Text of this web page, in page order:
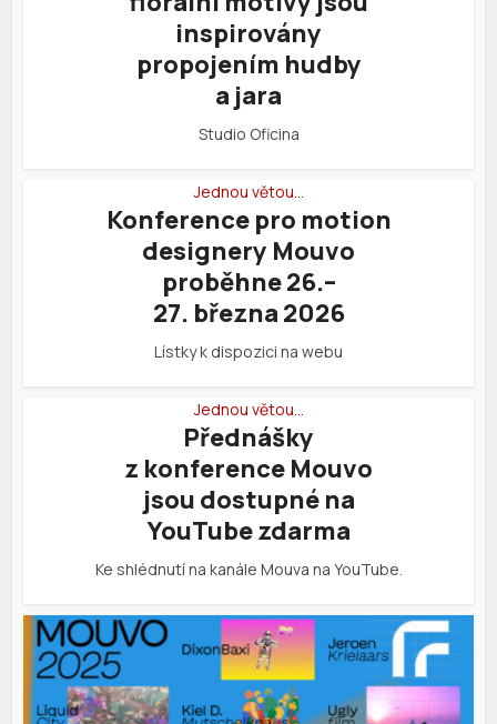
inspirovány
propojením hudby
a jara
Studio Oficina
Jednou větou…
Konference pro motion
designery Mouvo
proběhne 26.–
27. března 2026
Lístky k dispozici na webu
Jednou větou…
Přednášky
z konference Mouvo
jsou dostupné na
YouTube zdarma
Ke shlédnutí na kanále Mouva na YouTube.